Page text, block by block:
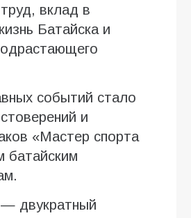
вклад в
Батайска и
событий стало
и
«Мастер спорта
батайским
двукратный